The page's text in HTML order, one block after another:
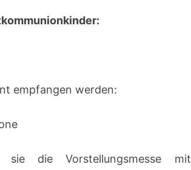
empfangen werden:
die Vorstellungsmesse mit